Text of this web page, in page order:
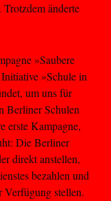
änderte
»Saubere
»Schule in
um uns für
Berliner Schulen
erste Kampagne,
Die Berliner
direkt anstellen,
bezahlen und
stellen.